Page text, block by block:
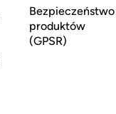
Bezpieczeństwo
produktów
(GPSR)